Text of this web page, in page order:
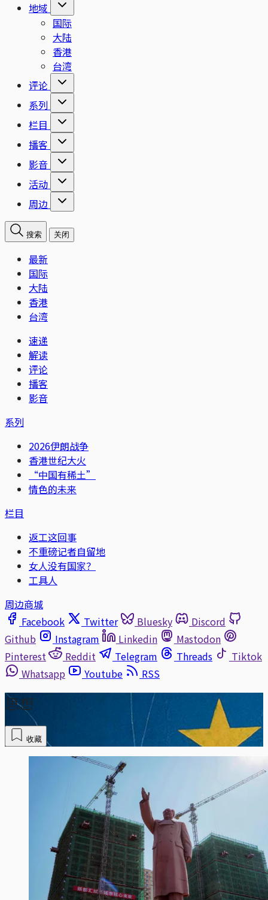
地域
国际
大陆
香港
台湾
评论
系列
栏目
播客
影音
活动
周边
搜索 关闭
最新
国际
大陆
香港
台湾
速递
解读
评论
播客
影音
系列
2026伊朗战争
香港世纪大火
“中国有稀土”
情色的未来
栏目
返工这回事
不重磅记者自留地
女人没有国家？
工具人
周边商城
Facebook
Twitter Bluesky
Discord
Github
Instagram Linkedin
Mastodon
Pinterest
Reddit Telegram Threads
Tiktok
Whatsapp
Youtube RSS
思想
收藏